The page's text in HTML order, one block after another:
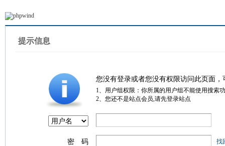
提示信息
您没有登录或者您没有权限访问此页面
1、用户组权限：你所属的用户组不能使用搜索
2、您还不是站点会员,请先登录站点
密 码 找